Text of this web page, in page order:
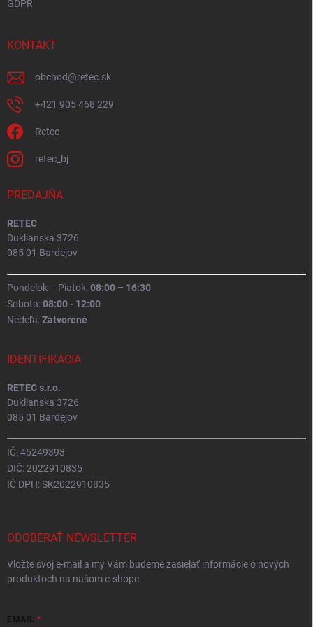
GDPR
KONTAKT
obchod@retec.sk
+421 905 468 229
Retec
retec_bj
PREDAJŇA
RETEC
Duklianska 3726
085 01 Bardejov
Pondelok – Piatok:08:00 – 16:30
Sobota:08:00 - 12:00
Nedeľa:Zatvorené
IDENTIFIKÁCIA
RETEC s.r.o.
Duklianska 3726
085 01 Bardejov
IČ: 45249393
DIČ: 2022910835
IČ DPH: SK2022910835
ODOBERAŤ NEWSLETTER
Vložte svoj e-mail a my Vám budeme zasielať informácie o nových
produktoch na našom e-shope.
EMAIL